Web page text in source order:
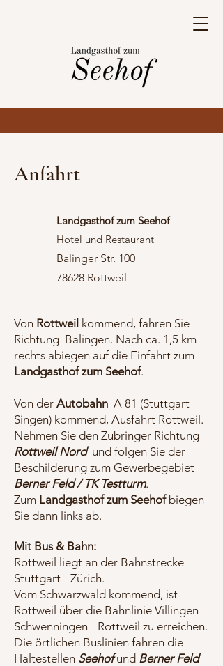
Anfahrt
Landgasthof zum Seehof
Hotel und Restaurant
Balinger Str. 100
78628 Rottweil
Von Rottweil kommend, fahren Sie
Richtung Balingen. Nach ca. 1,5 km
rechts abiegen auf die Einfahrt zum
Landgasthof zum Seehof.
Von der Autobahn A 81 (Stuttgart -
Singen) kommend, Ausfahrt Rottweil.
Nehmen Sie den Zubringer Richtung
Rottweil Nordund folgen Sie der
Beschilderung zum Gewerbegebiet
Berner Feld / TK Testturm.
Zum Landgasthof zum Seehofbiegen
Sie dann links ab.
Mit Bus & Bahn:
Rottweil liegt an der Bahnstrecke
Stuttgart - Zürich.
Vom Schwarzwald kommend, ist
Rottweil über die Bahnlinie Villingen-
Schwenningen - Rottweil zu erreichen.
Die örtlichen Buslinien fahren die
Haltestellen Seehofund Berner Feld